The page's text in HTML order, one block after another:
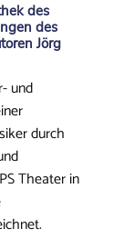
des
des
Jörg
und
durch
Theater in